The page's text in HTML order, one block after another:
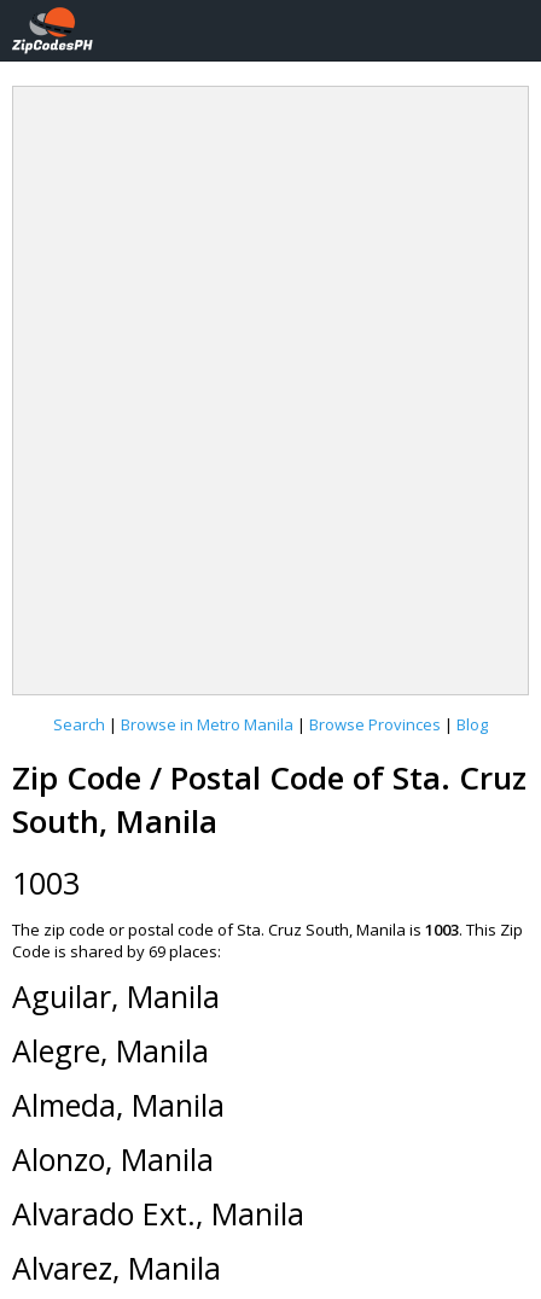
Search | Browse in Metro Manila | Browse Provinces | Blog
Zip Code / Postal Code of Sta. Cruz
South, Manila
1003
The zip code or postal code of Sta. Cruz South, Manila is 1003. This Zip
Code is shared by 69 places:
Aguilar, Manila
Alegre, Manila
Almeda, Manila
Alonzo, Manila
Alvarado Ext., Manila
Alvarez, Manila